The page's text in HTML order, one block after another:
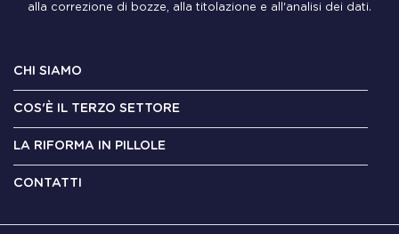
alla correzione di bozze, alla titolazione e all'analisi dei dati.
CHI SIAMO
COS'È IL TERZO SETTORE
LA RIFORMA IN PILLOLE
CONTATTI